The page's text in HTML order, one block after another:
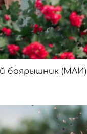
боярышник (МАЙ)